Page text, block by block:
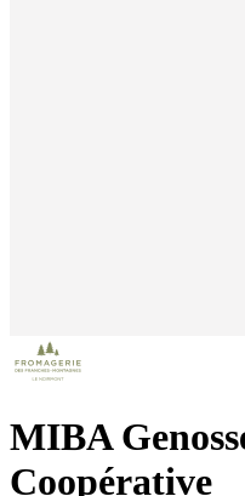
MIBA
Coopérative